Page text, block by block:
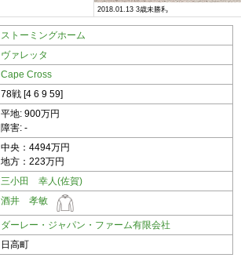
2018.01.13 3歳未勝利
ストーミングホーム
ヴァレッタ
Cape Cross
78戦 [4 6 9 59]
平地: 900万円
障害: -
中央：4494万円
地方：223万円
三小田 幸人(佐賀)
酒井 孝敏
ダーレー・ジャパン・ファーム有限会社
日高町